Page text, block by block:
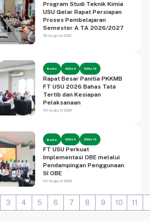
Program Studi Teknik Kimia
USU Gelar Rapat Persiapan
Proses Pembelajaran
Semester A TA 2026/2027
06 August 2026
Berita SDGs 4 SDGs 16
Rapat Besar Panitia PKKMB
FT USU 2026 Bahas Tata
Tertib dan Kesiapan
Pelaksanaan
03 August 2026
Berita SDGs 4 SDGs 16
FT USU Perkuat
Implementasi OBE melalui
Pendampingan Penggunaan
SI OBE
03 August 2026
3 4 5 6 7 8 9 10 11